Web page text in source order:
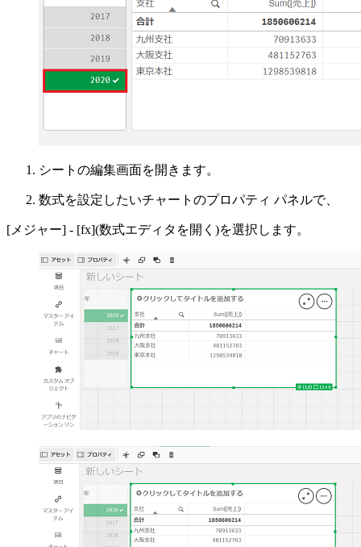
シートの編集画面を開きます。
数式を設定したいチャートのプロパティ パネルで、
[メジャー] - [fx](数式エディタを開く)を選択します。